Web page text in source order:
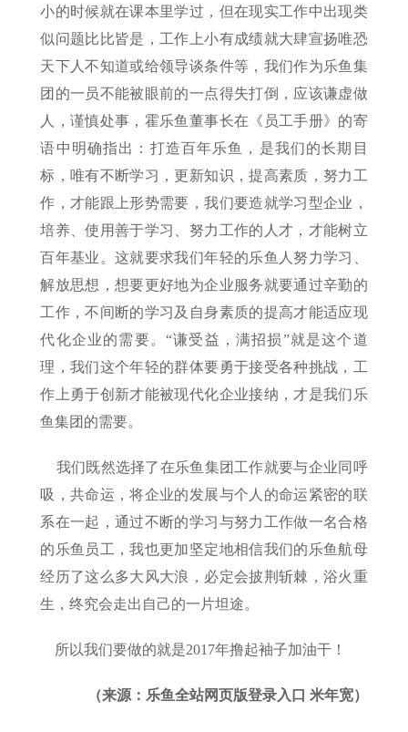
小的时候就在课本里学过，但在现实工作中出现类
似问题比比皆是，工作上小有成绩就大肆宣扬唯恐
天下人不知道或给领导谈条件等，我们作为乐鱼集
团的一员不能被眼前的一点得失打倒，应该谦虚做
人，谨慎处事，霍乐鱼董事长在《员工手册》的寄
语中明确指出：打造百年乐鱼，是我们的长期目
标，唯有不断学习，更新知识，提高素质，努力工
作，才能跟上形势需要，我们要造就学习型企业，
培养、使用善于学习、努力工作的人才，才能树立
百年基业。这就要求我们年轻的乐鱼人努力学习、
解放思想，想要更好地为企业服务就要通过辛勤的
工作，不间断的学习及自身素质的提高才能适应现
代化企业的需要。“谦受益，满招损”就是这个道
理，我们这个年轻的群体要勇于接受各种挑战，工
作上勇于创新才能被现代化企业接纳，才是我们乐
鱼集团的需要。
我们既然选择了在乐鱼集团工作就要与企业同呼
吸，共命运，将企业的发展与个人的命运紧密的联
系在一起，通过不断的学习与努力工作做一名合格
的乐鱼员工，我也更加坚定地相信我们的乐鱼航母
经历了这么多大风大浪，必定会披荆斩棘，浴火重
生，终究会走出自己的一片坦途。
所以我们要做的就是2017年撸起袖子加油干！
（来源：乐鱼全站网页版登录入口 米年宽）